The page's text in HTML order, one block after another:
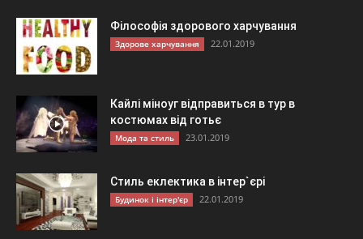
Філософія здорового харчування
Здорове харчування 22.01.2019
Кайлі міноуг відправиться в тур в
костюмах від готьє
Мода та стиль 23.01.2019
Стиль еклектика в інтер`єрі
Будинок і інтер'єр 22.01.2019